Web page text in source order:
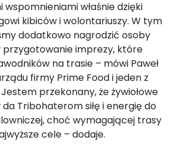
właśnie dzięki
kibiców i wolontariuszy. W tym
dodatkowo nagrodzić osoby
przygotowanie imprezy, które
na trasie – mówi Paweł
firmy Prime Food i jeden z
przekonany, że żywiołowe
Tribohaterom siłę i energię do
choć wymagającej trasy
cele – dodaje.